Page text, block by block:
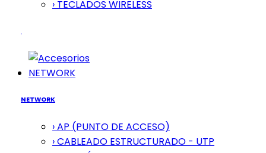
› TECLADOS WIRELESS
NETWORK
NETWORK
› AP (PUNTO DE ACCESO)
› CABLEADO ESTRUCTURADO - UTP